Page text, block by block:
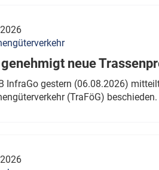
Wer spricht für
des Monats
Infrastruktur &
ÖPNV
genehmigt neue
InfraGo gestern (06.08.2026)
(TraFöG) beschieden.